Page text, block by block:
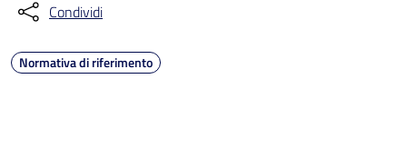
Condividi
Normativa di riferimento